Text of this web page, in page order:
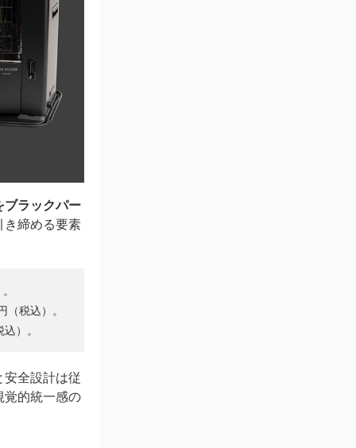
ブラックパー
き締める要素
税込）。
）。
全設計は従
覚的統一感の